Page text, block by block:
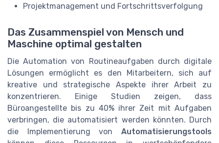
Projektmanagement und Fortschrittsverfolgung
Das Zusammenspiel von Mensch und
Maschine optimal gestalten
Die Automation von Routineaufgaben durch digitale
Lösungen ermöglicht es den Mitarbeitern, sich auf
kreative und strategische Aspekte ihrer Arbeit zu
konzentrieren. Einige Studien zeigen, dass
Büroangestellte bis zu 40% ihrer Zeit mit Aufgaben
verbringen, die automatisiert werden könnten. Durch
die Implementierung von Automatisierungstools